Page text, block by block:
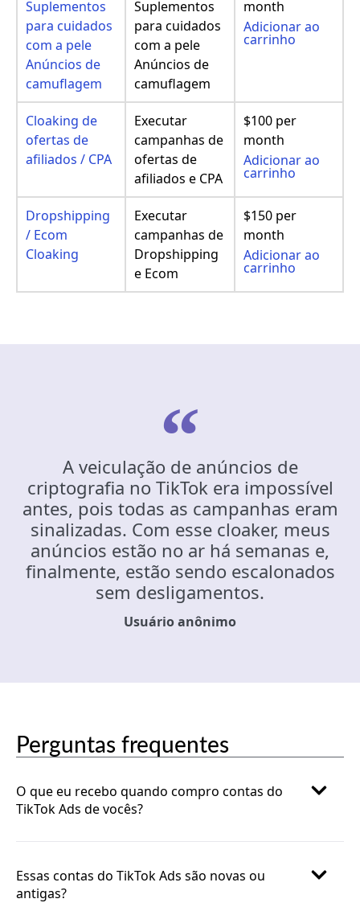
Suplementos
para cuidados
com a pele
Anúncios de
camuflagem
Suplementos
para cuidados
com a pele
Anúncios de
camuflagem
month
Adicionar ao
carrinho
Cloaking de
ofertas de
afiliados / CPA
Executar
campanhas de
ofertas de
afiliados e CPA
$100 per
month
Adicionar ao
carrinho
Dropshipping
/ Ecom
Cloaking
Executar
campanhas de
Dropshipping
e Ecom
$150 per
month
Adicionar ao
carrinho
A veiculação de anúncios de
criptografia no TikTok era impossível
antes, pois todas as campanhas eram
sinalizadas. Com esse cloaker, meus
anúncios estão no ar há semanas e,
finalmente, estão sendo escalonados
sem desligamentos.
Usuário anônimo
Perguntas frequentes
O que eu recebo quando compro contas do
TikTok Ads de vocês?
Essas contas do TikTok Ads são novas ou
antigas?